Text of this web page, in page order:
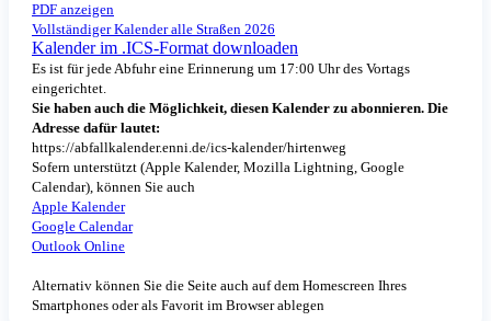
PDF anzeigen
Vollständiger Kalender alle Straßen 2026
Kalender im .ICS-Format downloaden
Es ist für jede Abfuhr eine Erinnerung um 17:00 Uhr des Vortags
eingerichtet.
Sie haben auch die Möglichkeit, diesen Kalender zu abonnieren. Die
Adresse dafür lautet:
https://abfallkalender.enni.de/ics-kalender/hirtenweg
Sofern unterstützt (Apple Kalender, Mozilla Lightning, Google
Calendar), können Sie auch
Apple Kalender
Google Calendar
Outlook Online
Alternativ können Sie die Seite auch auf dem Homescreen Ihres
Smartphones oder als Favorit im Browser ablegen